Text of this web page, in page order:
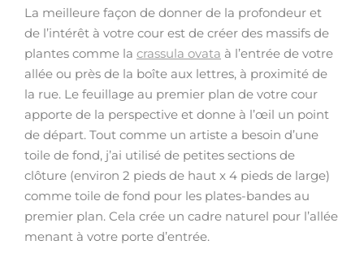
La meilleure façon de donner de la profondeur et
de l’intérêt à votre cour est de créer des massifs de
plantes comme la crassula ovata à l’entrée de votre
allée ou près de la boîte aux lettres, à proximité de
la rue. Le feuillage au premier plan de votre cour
apporte de la perspective et donne à l’œil un point
de départ. Tout comme un artiste a besoin d’une
toile de fond, j’ai utilisé de petites sections de
clôture (environ 2 pieds de haut x 4 pieds de large)
comme toile de fond pour les plates-bandes au
premier plan. Cela crée un cadre naturel pour l’allée
menant à votre porte d’entrée.